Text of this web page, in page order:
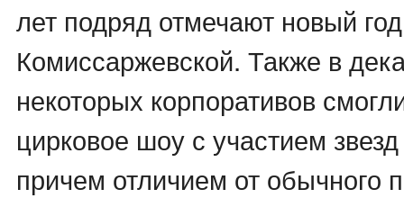
лет подряд отмечают новый
Комиссаржевской. Также в
некоторых корпоративов
цирковое шоу с участием
причем отличием от обычного